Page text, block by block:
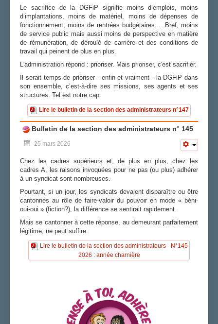
LA SECTION
AGENDA
ADHÉRER
Le sacrifice de la DGFiP signifie moins d’emplois, moins
d’implantations, moins de matériel, moins de dépenses de
fonctionnement, moins de rentrées budgétaires.... Bref, moins
de service public mais aussi moins de perspective en matière
de rémunération, de déroulé de carrière et des conditions de
travail qui peinent de plus en plus.
L'administration répond : prioriser. Mais prioriser, c'est sacrifier.
Il serait temps de prioriser - enfin et vraiment - la DGFiP dans
son ensemble, c’est-à-dire ses missions, ses agents et ses
structures. Tel est notre cap.
Lire le bulletin de la section des administrateurs n°147
Bulletin de la section des administrateurs n° 145
25 mars 2026
Chez les cadres supérieurs et, de plus en plus, chez les
cadres A, les raisons invoquées pour ne pas (ou plus) adhérer
à un syndicat sont nombreuses.
Pourtant, si un jour, les syndicats devaient disparaître ou être
cantonnés au rôle de faire-valoir du pouvoir en mode « béni-
oui-oui » (fiction?), la différence se sentirait rapidement.
Mais se cantonner à cette réponse, au demeurant parfaitement
légitime, ne peut suffire.
Lire le bulletin de la section des administrateurs - N°145
2026 : année charnière